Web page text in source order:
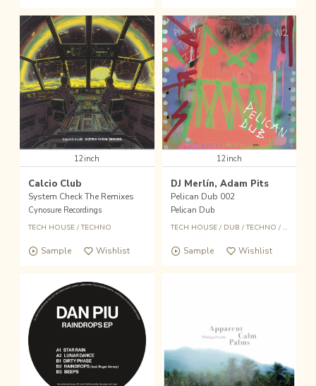
12inch
Calcio Club
System Check The Remixes
Cynosure Recordings
TECH HOUSE/TECHNO
Sample Wishlist
12inch
DJ Merlín, Adam Pits
Pelican Dub 002
Pelican Dub
TECH HOUSE/ DUB /TECHNO / D&B
Sample Wishlist